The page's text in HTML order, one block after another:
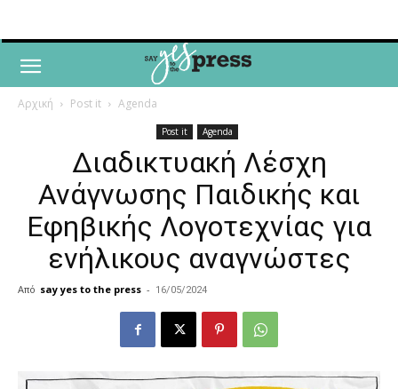
Αρχική Post it Agenda
Post it Agenda
Διαδικτυακή Λέσχη
Ανάγνωσης Παιδικής και
Εφηβικής Λογοτεχνίας για
ενήλικους αναγνώστες
Από say yes to the press - 16/05/2024